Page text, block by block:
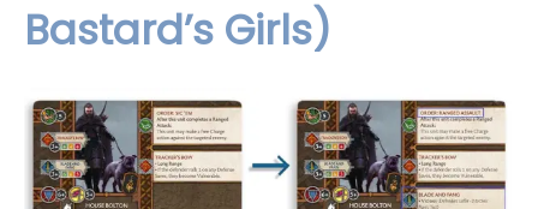
Bastard’s Girls)